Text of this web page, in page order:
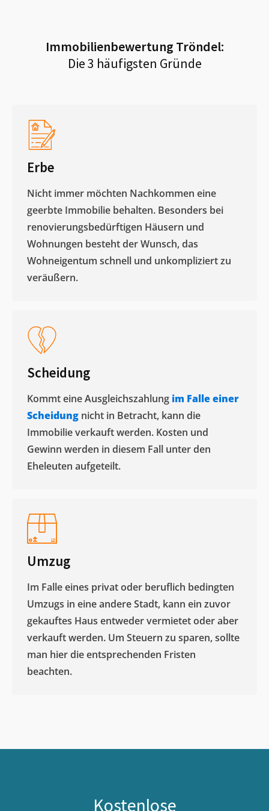
Immobilienbewertung Tröndel:
Die 3 häufigsten Gründe
Erbe
Nicht immer möchten Nachkommen eine
geerbte Immobilie behalten. Besonders bei
renovierungsbedürftigen Häusern und
Wohnungen besteht der Wunsch, das
Wohneigentum schnell und unkompliziert zu
veräußern. ​
Scheidung
Kommt eine Ausgleichszahlung im Falle einer
Scheidung nicht in Betracht, kann die
Immobilie verkauft werden. Kosten und
Gewinn werden in diesem Fall unter den
Eheleuten aufgeteilt.​
Umzug
Im Falle eines privat oder beruflich bedingten
Umzugs in eine andere Stadt, kann ein zuvor
gekauftes Haus entweder vermietet oder aber
verkauft werden. Um Steuern zu sparen, sollte
man hier die entsprechenden Fristen
beachten.
Kostenlose